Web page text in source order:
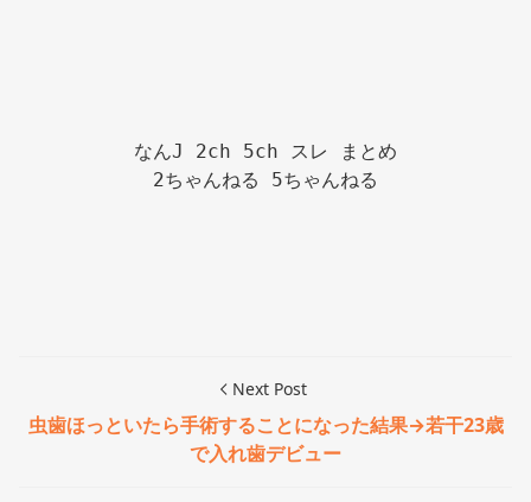
なんJ 2ch 5ch スレ まとめ
2ちゃんねる 5ちゃんねる
Next Post
虫歯ほっといたら手術することになった結果→若干23歳
で入れ歯デビュー